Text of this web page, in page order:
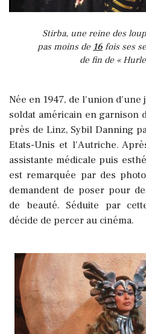
Stirba, une reine des
pas moins de 16 fois ses
de fin de «
Née en 1947, de l'union
soldat américain en garnison
près de Linz, Sybil Danning
Etats-Unis et l'Autriche.
assistante médicale puis
est remarquée par des
demandent de poser pour
de beauté. Séduite par
décide de percer au cinéma.